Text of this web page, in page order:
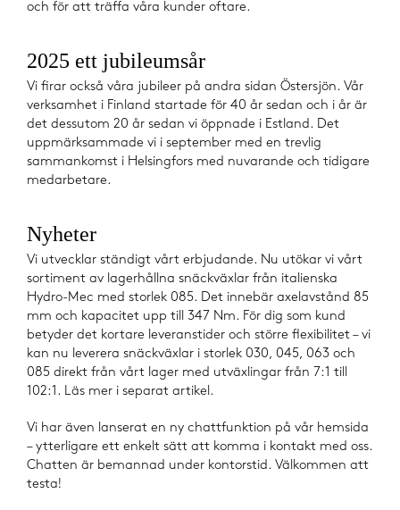
och för att träffa våra kunder oftare.
2025 ett jubileumsår
Vi firar också våra jubileer på andra sidan Östersjön. Vår
verksamhet i Finland startade för 40 år sedan och i år är
det dessutom 20 år sedan vi öppnade i Estland. Det
uppmärksammade vi i september med en trevlig
sammankomst i Helsingfors med nuvarande och tidigare
medarbetare.
Nyheter
Vi utvecklar ständigt vårt erbjudande. Nu utökar vi vårt
sortiment av lagerhållna snäckväxlar från italienska
Hydro-Mec med storlek 085. Det innebär axelavstånd 85
mm och kapacitet upp till 347 Nm. För dig som kund
betyder det kortare leveranstider och större flexibilitet – vi
kan nu leverera snäckväxlar i storlek 030, 045, 063 och
085 direkt från vårt lager med utväxlingar från 7:1 till
102:1. Läs mer i separat artikel.
Vi har även lanserat en ny chattfunktion på vår hemsida
– ytterligare ett enkelt sätt att komma i kontakt med oss.
Chatten är bemannad under kontorstid. Välkommen att
testa!